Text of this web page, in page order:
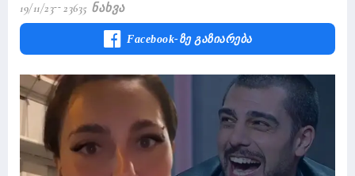
19/11/23 23635 Ნახვა
Facebook-Ზე Გაზიარება